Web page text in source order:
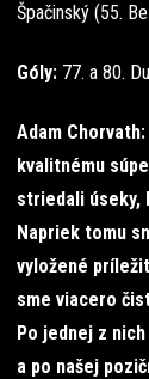
Špačinský (55.
Góly: 77. a 80.
Adam
kvalitnému
striedali úseky,
Napriek tomu
vyložené
sme viacero
Po jednej z
a po našej